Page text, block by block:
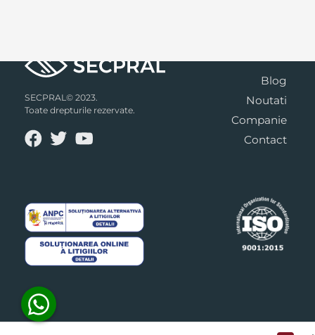
SECPRAL© 2023.
Toate drepturile rezervate.
Blog
Noutati
Companie
Contact